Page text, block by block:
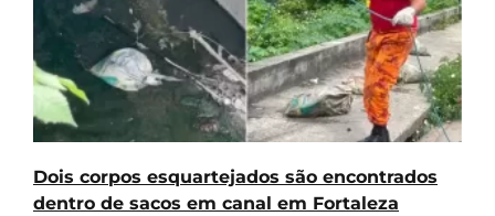
Dois corpos esquartejados são encontrados
dentro de sacos em canal em Fortaleza